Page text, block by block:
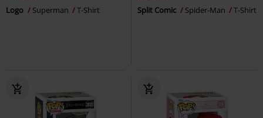
Logo Superman T-Shirt Split Comic Spider-Man T-Shirt